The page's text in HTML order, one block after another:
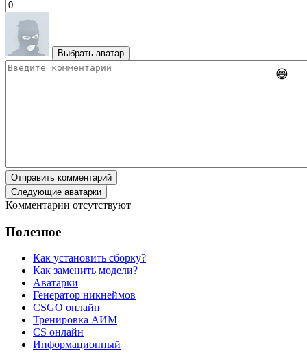
Выбрать аватар
😄
Отправить комментарий
Следующие аватарки
Комментарии отсутствуют
Полезное
Как установить сборку?
Как заменить модели?
Аватарки
Генератор никнеймов
CSGO онлайн
Тренировка АИМ
CS онлайн
Информационный